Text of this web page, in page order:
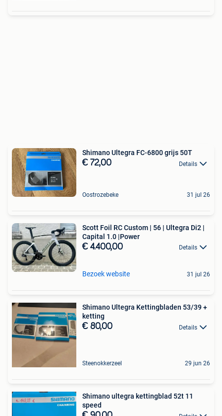
Shimano Ultegra FC-6800 grijs 50T
€ 72,00 Details
Oostrozebeke 31 jul 26
Scott Foil RC Custom | 56 | Ultegra Di2 |
Capital 1.0 |Power
€ 4.400,00 Details
Bezoek website 31 jul 26
Shimano Ultegra Kettingbladen 53/39 +
ketting
€ 80,00 Details
Steenokkerzeel 29 jun 26
Shimano ultegra kettingblad 52t 11
speed